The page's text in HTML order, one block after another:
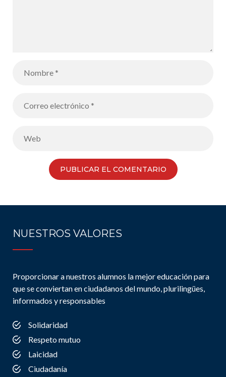
NUESTROS VALORES
Proporcionar a nuestros alumnos la mejor educación para
que se conviertan en ciudadanos del mundo, plurilingües,
informados y responsables
Solidaridad
Respeto mutuo
Laicidad
Ciudadanía